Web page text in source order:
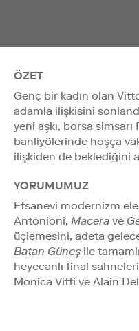
ÖZET
Genç bir kadın olan
adamla ilişkisini
yeni aşkı, borsa
banliyölerinde hoşça
ilişkiden de beklediğini
YORUMUMUZ
Efsanevi modernizm
Antonioni, Macera ve
üçlemesini, adeta
Batan Güneş ile
heyecanlı final
Monica Vitti ve Alain